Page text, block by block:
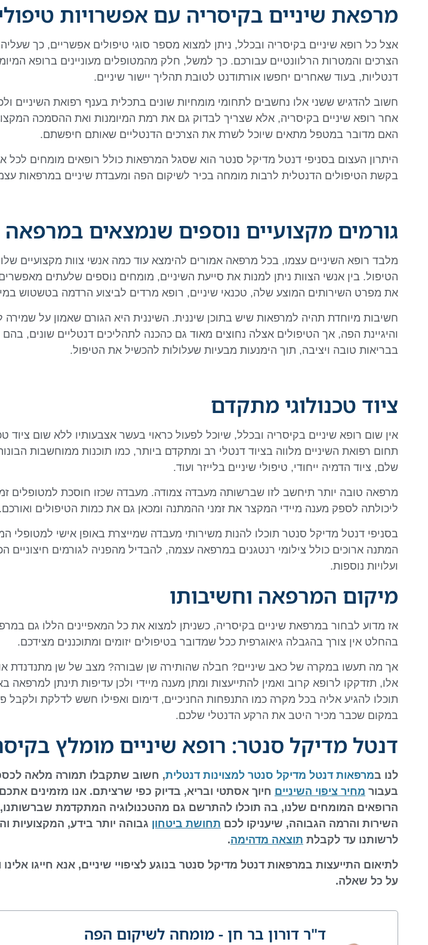
מרפאת שיניים בקיסריה עם אפשרויות
אצל כל רופא שיניים בקיסריה ובכלל, ניתן למצוא מספר סוגי טיפולים אפשריים, כך
הצרכים והמטרות הרלוונטיים עבורכם. כך למשל, חלק מהמטופלים מעוניינים ברופא
דנטליות, בעוד שאחרים יחפשו אורתודנט לטובת תהליך יישור שיניים.
חשוב להדגיש ששני אלו נחשבים לתחומי מומחיות שונים בתכלית בענף רפואת השיניים
אחר רופא שיניים בקיסריה, אלא שצריך לבדוק גם את רמת המיומנות ואת ההסמכה
האם מדובר במטפל מתאים שיוכל לשרת את הצרכים הדנטליים שאותם חיפשתם.
היתרון העצום בסניפי דנטל מדיקל סנטר הוא שסגל המרפאות כולל רופאים מומחים לכל
בקשת הטיפולים הדנטלית לרבות מומחה בכיר לשיקום הפה ומעבדת שיניים במרפאות
גורמים מקצועיים נוספים שנמצאים במרפאה
מלבד רופא השיניים עצמו, בכל מרפאה אמורים להימצא עוד כמה אנשי צוות מקצועיים
הטיפול. בין אנשי הצוות ניתן למנות את סייעת השיניים, מומחים נוספים שלעתים
את מפרט השירותים המוצע שלה, טכנאי שיניים, רופא מרדים לביצוע הרדמה בטשטוש
חשיבות מיוחדת תהיה למרפאות שיש בתוכן שיננית. השיננית היא הגורם שאמון על שמירה
והיגיינת הפה, אך הטיפולים אצלה נחוצים מאוד גם כהכנה לתהליכים דנטליים שונים,
בבריאות טובה ויציבה, תוך הימנעות מבעיות שעלולות להכשיל את הטיפול.
ציוד טכנולוגי מתקדם
אין שום רופא שיניים בקיסריה ובכלל, שיוכל לפעול כראוי בעשר אצבעותיו ללא שום ציוד
תחום רפואת השיניים מלווה בציוד דנטלי רב ומתקדם ביותר, כמו תוכנות ממוחשבות
שלם, ציוד הדמיה ייחודי, טיפולי שיניים בלייזר ועוד.
מרפאה טובה יותר תיחשב לזו שברשותה מעבדה צמודה. מעבדה שכזו חוסכת למטופלים
ליכולתה לספק מענה מיידי המקצר את זמני ההמתנה ומכאן גם את כמות הטיפולים ואורכם.
בסניפי דנטל מדיקל סנטר תוכלו להנות משירותי מעבדה שמייצרת באופן אישי למטופלי
המתנה ארוכים כולל צילומי רנטגנים במרפאה עצמה, להבדיל מהפניה לגורמים חיצוניים
ועלויות נוספות.
מיקום המרפאה וחשיבותו
אז מדוע לבחור במרפאת שיניים בקיסריה, כשניתן למצוא את כל המאפיינים הללו גם
בהחלט אין צורך בהגבלה גיאוגרפית ככל שמדובר בטיפולים יזומים ומתוכננים מצידכם.
אך מה תעשו במקרה של כאב שיניים? חבלה שהותירה שן שבורה? מצב של שן מתנדנדת
אלו, תזדקקו לרופא קרוב ואמין להתייעצות ומתן מענה מיידי ולכן עדיפות תינתן למרפאה
תוכלו להגיע אליה בכל מקרה כמו התנפחות החניכיים, דימום ואפילו חשש לדלקת ולקבל
במקום שכבר מכיר היטב את הרקע הדנטלי שלכם.
דנטל מדיקל סנטר: רופא שיניים מומלץ
לנו במרפאות דנטל מדיקל סנטר למצוינות דנטלית, חשוב שתקבלו תמורה מלאה
בעבור מחיר ציפוי השיניים חיוך אסתטי ובריא, בדיוק כפי שרציתם. אנו מזמינים
הרופאים המומחים שלנו, בה תוכלו להתרשם גם מהטכנולוגיה המתקדמת שברשותנו,
השירות והרמה הגבוהה, שיעניקו לכם תחושת ביטחון גבוהה יותר בידע, המקצועיות
לרשותנו עד לקבלת תוצאה מדהימה.
לתיאום התייעצות במרפאות דנטל מדיקל סנטר בנוגע לציפויי שיניים, אנא חייגו
על כל שאלה.
ד"ר דורון בר חן - מומחה לשיקום הפה